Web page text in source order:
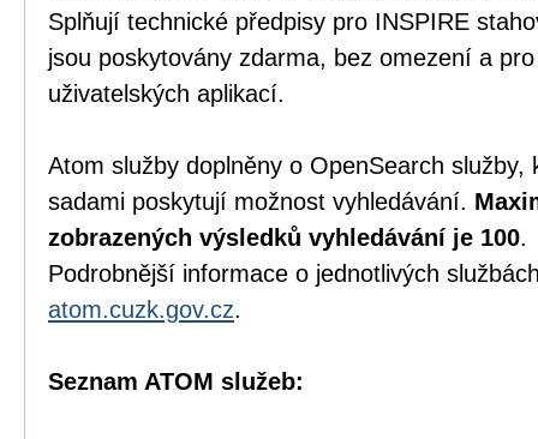
Splňují technické předpisy pro INSPIRE
jsou poskytovány zdarma, bez omezení a
uživatelských aplikací.
Atom služby doplněny o OpenSearch služby,
sadami poskytují možnost vyhledávání.
zobrazených výsledků vyhledávání je 100.
Podrobnější informace o jednotlivých
atom.cuzk.gov.cz.
Seznam ATOM služeb: